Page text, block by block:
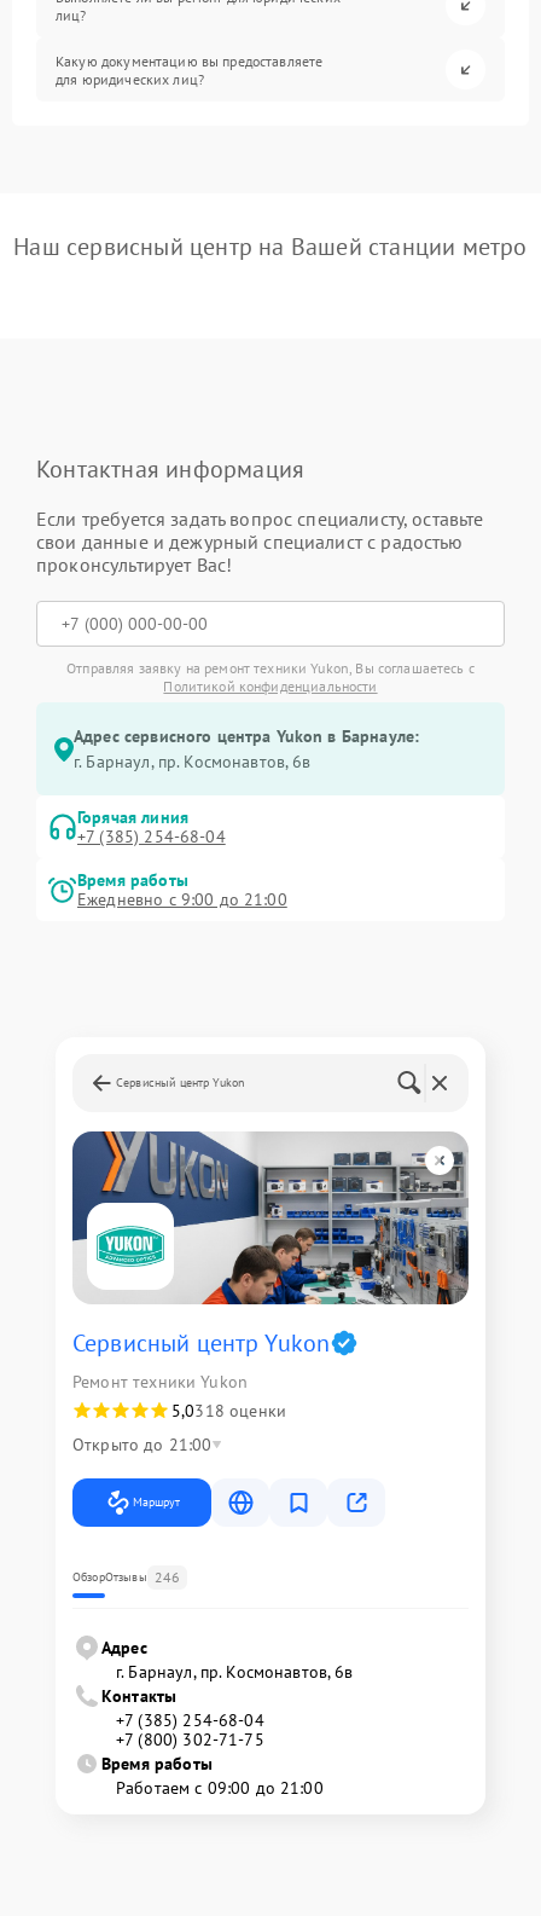
лиц?
Какую документацию вы предоставляете
для юридических лиц?
Наш сервисный центр на Вашей станции метро
Контактная информация
Если требуется задать вопрос специалисту, оставьте
свои данные и дежурный специалист с радостью
проконсультирует Вас!
Отправляя заявку на ремонт техники Yukon, Вы соглашаетесь с
Политикой конфиденциальности
Адрес сервисного центра Yukon в Барнауле:
г. Барнаул, ​пр. Космонавтов, 6в
Горячая линия
+7 (385) 254-68-04
Время работы
Ежедневно с 9:00 до 21:00
Сервисный центр Yukon
Сервисный центр Yukon
Ремонт техники Yukon
5,0318 оценки
Открыто до 21:00
Маршрут
ОбзорОтзывы 246
Адрес
г. Барнаул, ​пр. Космонавтов, 6в
Контакты
+7 (385) 254-68-04
+7 (800) 302-71-75
Время работы
Работаем с 09:00 до 21:00